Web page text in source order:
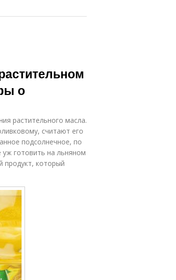
о
растительного масла.
считают его
подсолнечное, по
готовить на льняном
продукт, который